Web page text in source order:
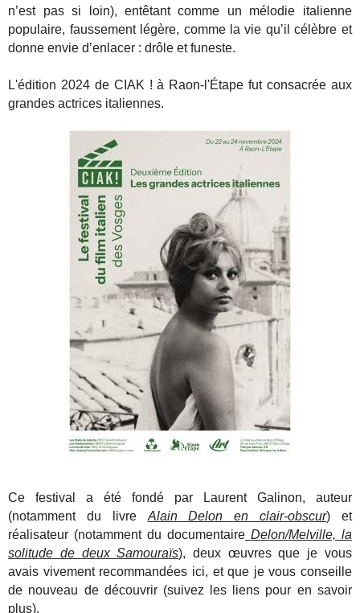
n’est pas si loin), entêtant comme un mélodie italienne
populaire, faussement légère, comme la vie qu’il célèbre et
donne envie d’enlacer : drôle et funeste.
L'édition 2024 de CIAK ! à Raon-l'Étape fut consacrée aux
grandes actrices italiennes.
Ce festival a été fondé par Laurent Galinon, auteur
(notamment du livre Alain Delon en clair-obscur) et
réalisateur (notamment du documentaire Delon/Melville, la
solitude de deux Samouraïs), deux œuvres que je vous
avais vivement recommandées ici, et que je vous conseille
de nouveau de découvrir (suivez les liens pour en savoir
plus).